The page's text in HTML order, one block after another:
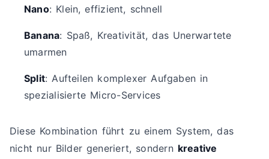
Nano: Klein, effizient, schnell
Banana: Spaß, Kreativität, das Unerwartete
umarmen
Split: Aufteilen komplexer Aufgaben in
spezialisierte Micro-Services
Diese Kombination führt zu einem System, das
nicht nur Bilder generiert, sondern kreative